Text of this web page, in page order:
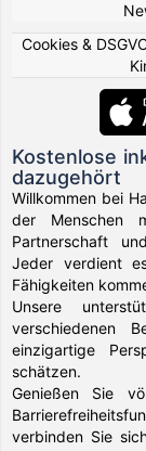
Cookies &
Kostenlose
dazugehört
Willkommen bei
der Menschen
Partnerschaft
Jeder verdient
Fähigkeiten
Unsere
verschiedenen
einzigartige
schätzen.
Genießen Sie
verbinden Sie